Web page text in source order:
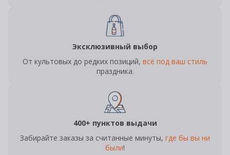
Эксклюзивный выбор
От культовых до редких позиций, всё под ваш стиль
праздника.
400+ пунктов выдачи
Забирайте заказы за считанные минуты, где бы вы ни
были!